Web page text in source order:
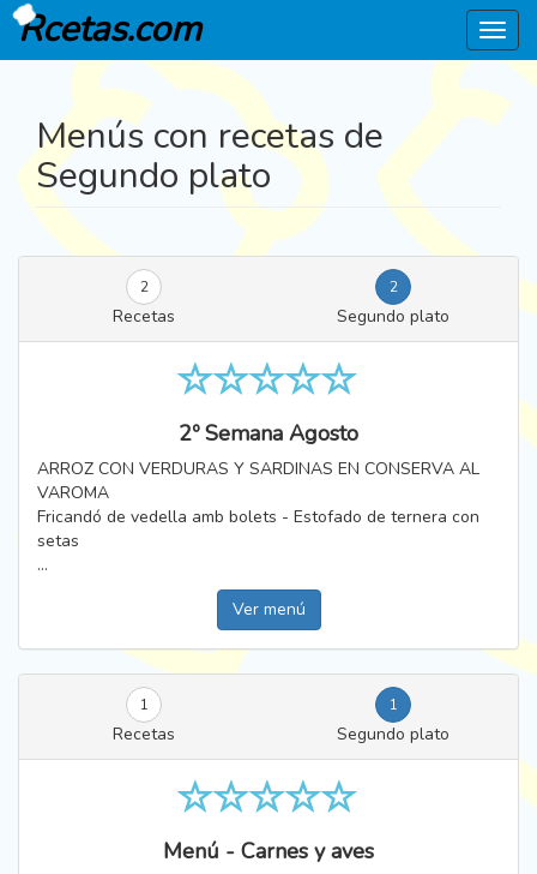
Menú
Rcetas.com
Menús con recetas de
Segundo plato
2 2
Recetas Segundo plato
2º Semana Agosto
ARROZ CON VERDURAS Y SARDINAS EN CONSERVA AL
VAROMA
Fricandó de vedella amb bolets - Estofado de ternera con
setas
...
Ver menú
1 1
Recetas Segundo plato
Menú - Carnes y aves